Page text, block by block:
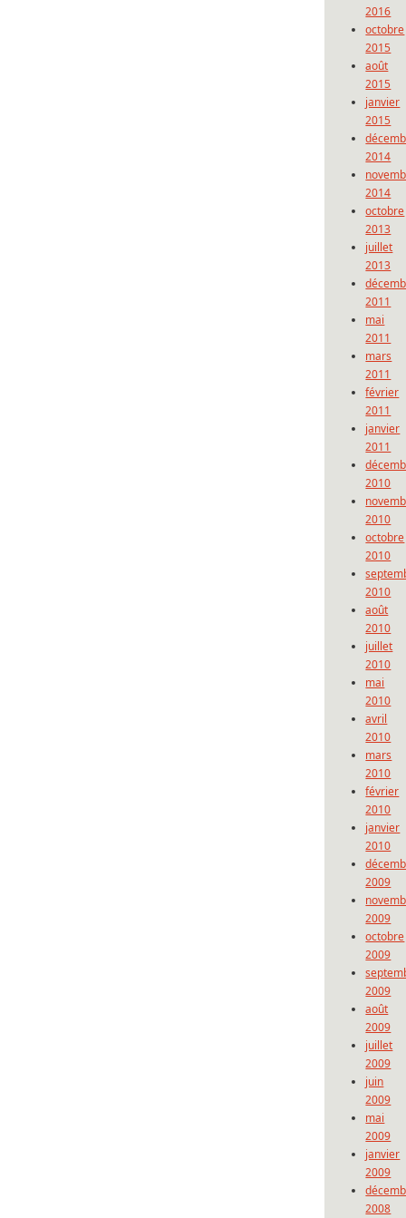
2016
octobre
2015
août
2015
janvier
2015
2014
2014
octobre
2013
juillet
2013
2011
mai
2011
mars
2011
février
2011
janvier
2011
2010
2010
octobre
2010
2010
août
2010
juillet
2010
mai
2010
avril
2010
mars
2010
février
2010
janvier
2010
2009
2009
octobre
2009
2009
août
2009
juillet
2009
juin
2009
mai
2009
janvier
2009
2008